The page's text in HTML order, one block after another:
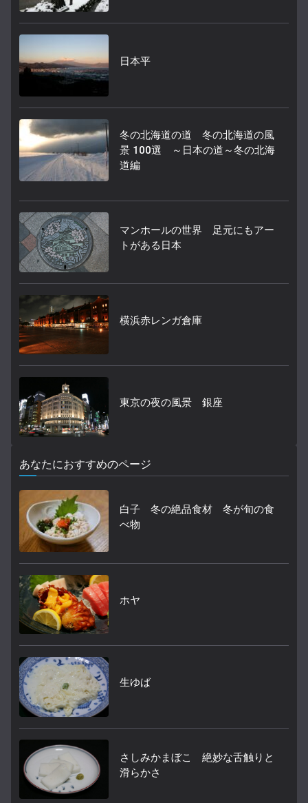
日本平
冬の北海道の道 冬の北海道の風
景 100選 ～日本の道～冬の北海
道編
マンホールの世界 足元にもアー
トがある日本
横浜赤レンガ倉庫
東京の夜の風景 銀座
あなたにおすすめのページ
白子 冬の絶品食材 冬が旬の食
べ物
ホヤ
生ゆば
さしみかまぼこ 絶妙な舌触りと
滑らかさ